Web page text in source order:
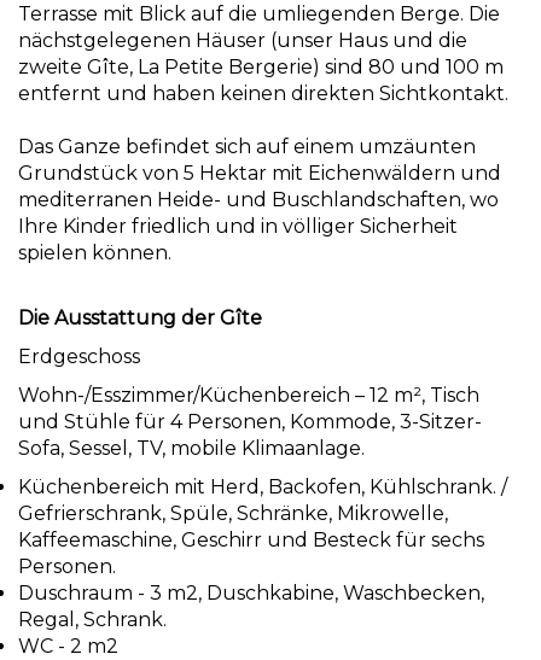
Terrasse mit Blick auf die umliegenden Berge. Die
nächstgelegenen Häuser (unser Haus und die
zweite Gîte, La Petite Bergerie) sind 80 und 100 m
entfernt und haben keinen direkten Sichtkontakt.
Das Ganze befindet sich auf einem umzäunten
Grundstück von 5 Hektar mit Eichenwäldern und
mediterranen Heide- und Buschlandschaften, wo
Ihre Kinder friedlich und in völliger Sicherheit
spielen können.
Die Ausstattung der Gîte
Erdgeschoss
Wohn-/Esszimmer/Küchenbereich – 12 m², Tisch
und Stühle für 4 Personen, Kommode, 3-Sitzer-
Sofa, Sessel, TV, mobile Klimaanlage.
Küchenbereich mit Herd, Backofen, Kühlschrank. /
Gefrierschrank, Spüle, Schränke, Mikrowelle,
Kaffeemaschine, Geschirr und Besteck für sechs
Personen.
Duschraum - 3 m2, Duschkabine, Waschbecken,
Regal, Schrank.
WC - 2 m2